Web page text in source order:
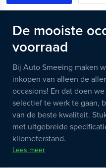
De mooiste
voorraad
Bij Auto Smeeing maken
inkopen van alleen de
occasions! En dat doen
selectief te werk te gaan,
van de beste kwaliteit.
met uitgebreide
kilometerstand.
Lees meer